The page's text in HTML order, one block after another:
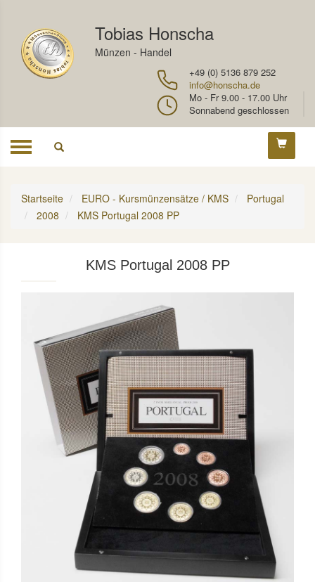
Tobias Honscha
Münzen - Handel
+49 (0) 5136 879 252
info@honscha.de
Mo - Fr 9.00 - 17.00 Uhr
Sonnabend geschlossen
Toggle
Startseite EURO - Kursmünzensätze / KMS
Portugal
2008
KMS Portugal 2008 PP
KMS Portugal 2008 PP